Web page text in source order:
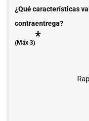
¿Qué características
contraentrega?
(Máx 3)*